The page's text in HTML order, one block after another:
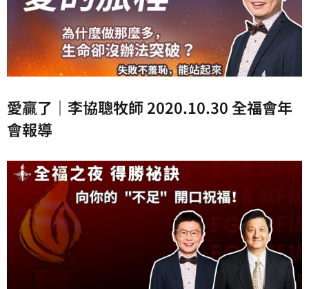
愛贏了｜李協聰牧師 2020.10.30 全福會年
會報導